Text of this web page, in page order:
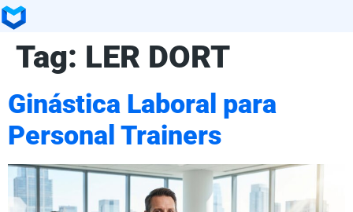
Tag: LER DORT
Ginástica Laboral para
Personal Trainers